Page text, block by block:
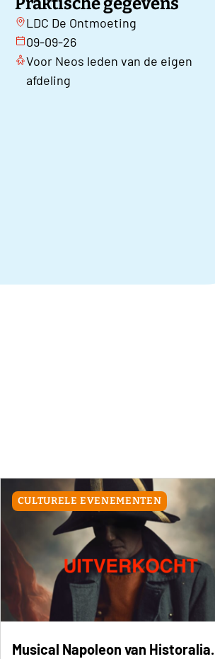
LDC De Ontmoeting
09-09-26
Voor Neos leden van de eigen
afdeling
CULTURELE EVENEMENTEN
Musical Napoleon van Historalia.